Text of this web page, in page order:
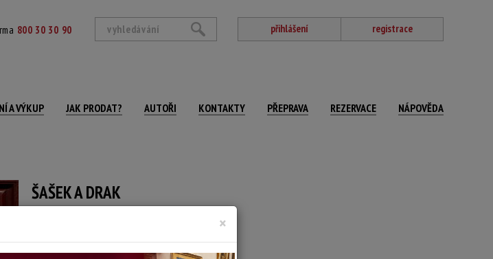
800 30 30 90 přihlášení registrace
A VÝKUP JAK PRODAT? AUTOŘI KONTAKTY PŘEPRAVA REZERVACE NÁPOVĚDA
ŠAŠEK A DRAK
(1952 Bousov, Chrudimsko)
×